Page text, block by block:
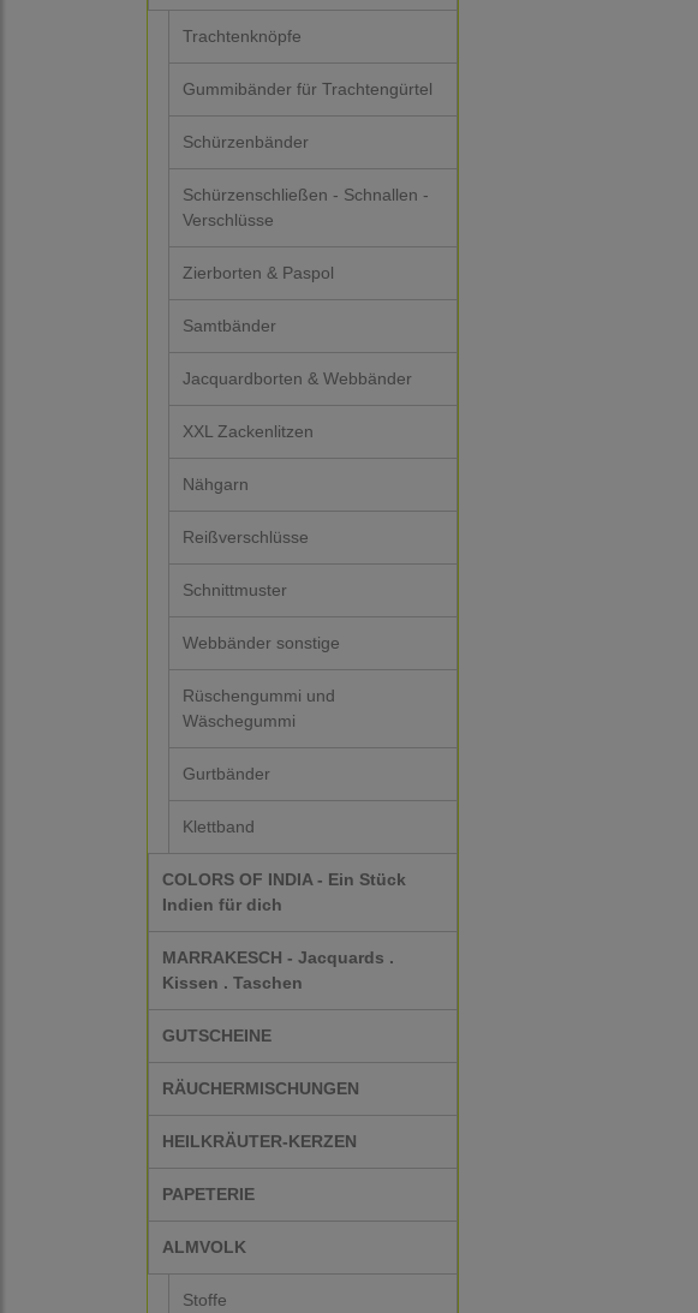
Trachtenknöpfe
Gummibänder für Trachtengürtel
Schürzenbänder
Schürzenschließen - Schnallen -
Verschlüsse
Zierborten & Paspol
Samtbänder
Jacquardborten & Webbänder
XXL Zackenlitzen
Nähgarn
Reißverschlüsse
Schnittmuster
Webbänder sonstige
Rüschengummi und
Wäschegummi
Gurtbänder
Klettband
COLORS OF INDIA - Ein Stück
Indien für dich
MARRAKESCH - Jacquards .
Kissen . Taschen
GUTSCHEINE
RÄUCHERMISCHUNGEN
HEILKRÄUTER-KERZEN
PAPETERIE
ALMVOLK
Stoffe